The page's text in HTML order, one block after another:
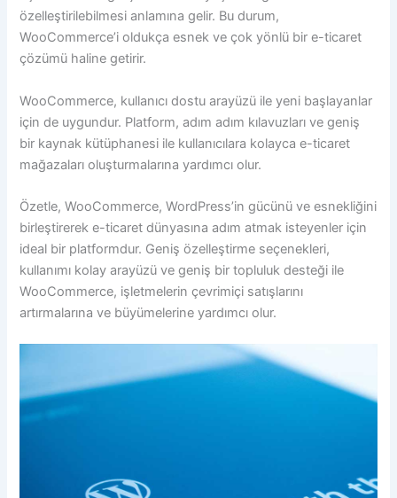
özelleştirilebilmesi anlamına gelir. Bu durum,
WooCommerce’i oldukça esnek ve çok yönlü bir e-ticaret
çözümü haline getirir.
WooCommerce, kullanıcı dostu arayüzü ile yeni başlayanlar
için de uygundur. Platform, adım adım kılavuzları ve geniş
bir kaynak kütüphanesi ile kullanıcılara kolayca e-ticaret
mağazaları oluşturmalarına yardımcı olur.
Özetle, WooCommerce, WordPress’in gücünü ve esnekliğini
birleştirerek e-ticaret dünyasına adım atmak isteyenler için
ideal bir platformdur. Geniş özelleştirme seçenekleri,
kullanımı kolay arayüzü ve geniş bir topluluk desteği ile
WooCommerce, işletmelerin çevrimiçi satışlarını
artırmalarına ve büyümelerine yardımcı olur.